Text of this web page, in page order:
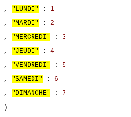
, "LUNDI" : 1
, "MARDI" : 2
, "MERCREDI" : 3
, "JEUDI" : 4
, "VENDREDI" : 5
, "SAMEDI" : 6
, "DIMANCHE" : 7
)